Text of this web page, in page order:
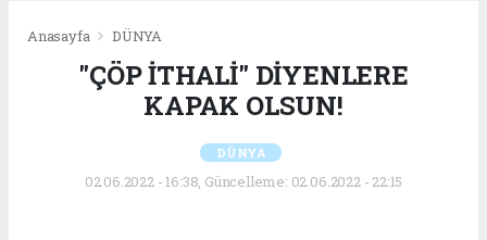
Anasayfa DÜNYA
"ÇÖP İTHALİ" DİYENLERE
KAPAK OLSUN!
DÜNYA
02.06.2022 - 16:38, Güncelleme: 02.06.2022 - 22:15